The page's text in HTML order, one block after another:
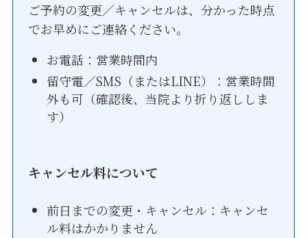
ご予約の変更／キャンセルは、分かった時点
でお早めにご連絡ください。
お電話：営業時間内
留守電／SMS（またはLINE）：営業時間
外も可（確認後、当院より折り返ししま
す）
キャンセル料について
前日までの変更・キャンセル：キャンセ
ル料はかかりません